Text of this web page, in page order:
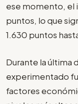
ese momento, el
puntos, lo que
1.630 puntos
Durante la última
experimentado
factores